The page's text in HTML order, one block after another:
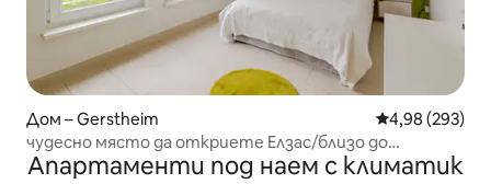
Дом – Gerstheim Средна
4,98 (293)
чудесно място да откриете Елзас/близо до
Europapark
Апартаменти под наем с климатик